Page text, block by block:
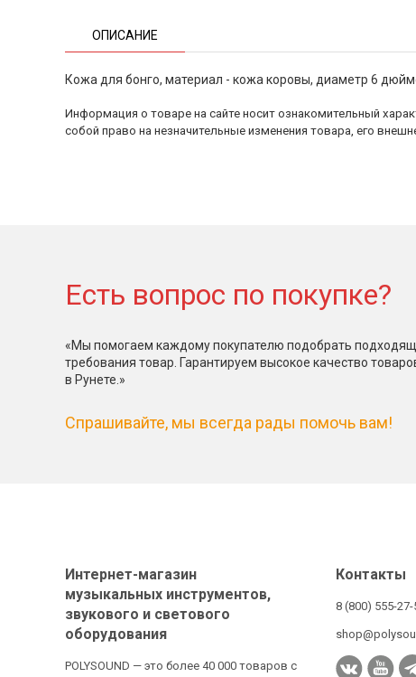
ОПИСАНИЕ
Кожа для бонго, материал - кожа коровы, диаметр 6
Информация о товаре на сайте носит ознакомительный
собой право на незначительные изменения товара, его
Есть вопрос по покупке?
«Мы помогаем каждому покупателю подобрать
требования товар. Гарантируем высокое качество
в Рунете.»
Спрашивайте, мы всегда рады помочь вам!
Интернет-магазин
музыкальных инструментов,
звукового и светового
оборудования
POLYSOUND — это более 40 000 товаров с
Контакты
8 (800) 555-27-